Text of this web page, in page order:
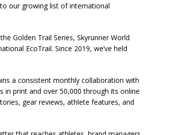
our growing list of international
Golden Trail Series, Skyrunner World
EcoTrail. Since 2019, we’ve held
a consistent monthly collaboration with
in print and over 50,000 through its online
gear reviews, athlete features, and